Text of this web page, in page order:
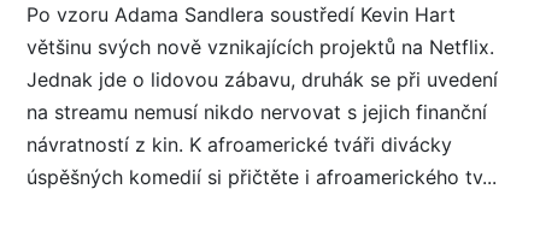
Po vzoru Adama Sandlera soustředí Kevin Hart
většinu svých nově vznikajících projektů na Netflix.
Jednak jde o lidovou zábavu, druhák se při uvedení
na streamu nemusí nikdo nervovat s jejich finanční
návratností z kin. K afroamerické tváři divácky
úspěšných komedií si přičtěte i afroamerického tv...